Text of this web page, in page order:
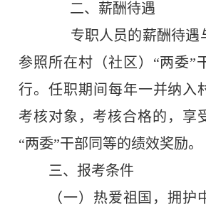
二、薪酬待遇
专职人员的薪酬待遇
参照所在村（社区）“两委”
行。任职期间每年一并纳入
考核对象，考核合格的，享
“两委”干部同等的绩效奖励。
三、报考条件
（一）热爱祖国，拥护